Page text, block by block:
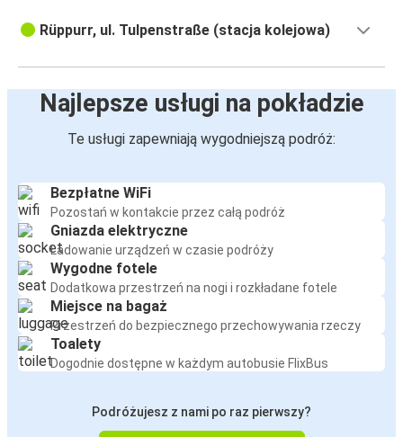
Rüppurr, ul. Tulpenstraße (stacja kolejowa)
Najlepsze usługi na pokładzie
Te usługi zapewniają wygodniejszą podróż:
Bezpłatne WiFi
Pozostań w kontakcie przez całą podróż
Gniazda elektryczne
Ładowanie urządzeń w czasie podróży
Wygodne fotele
Dodatkowa przestrzeń na nogi i rozkładane fotele
Miejsce na bagaż
Przestrzeń do bezpiecznego przechowywania rzeczy
Toalety
Dogodnie dostępne w każdym autobusie FlixBus
Podróżujesz z nami po raz pierwszy?